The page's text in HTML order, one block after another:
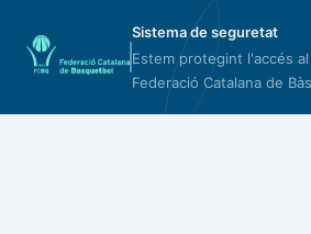
Sistema de seguretat
Estem protegint l'accés
Federació Catalana de